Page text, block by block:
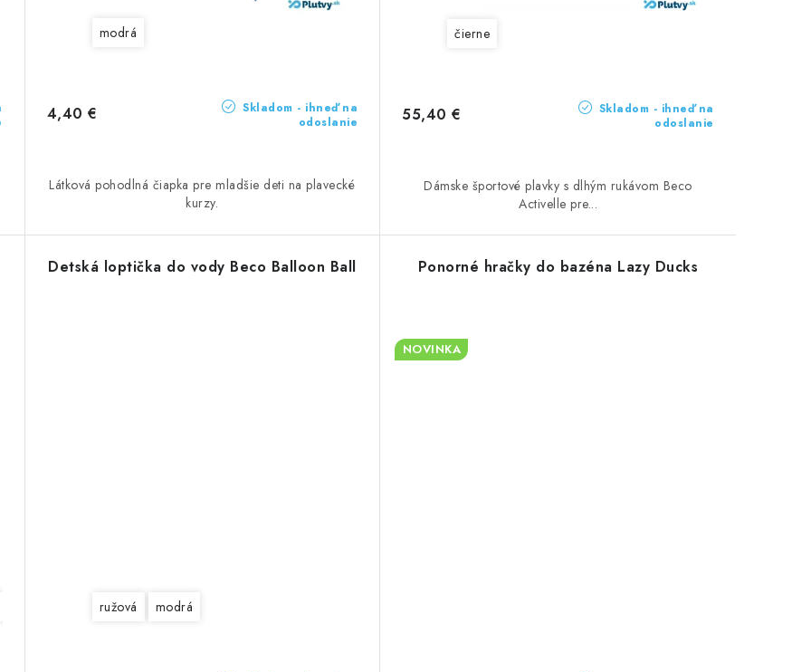
modrá
Skladom - ihneď na
odoslanie
4,40 €
Látková pohodlná čiapka pre mladšie deti na plavecké
kurzy.
čierne
Skladom - ihneď na
odoslanie
55,40 €
Dámske športové plavky s dlhým rukávom Beco
Activelle pre...
belasá
Detská loptička do vody Beco Balloon Ball
ružová modrá
Ponorné hračky do bazéna Lazy Ducks
NOVINKA